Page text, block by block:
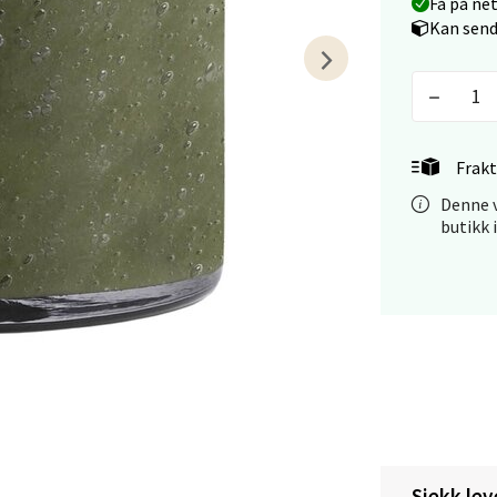
Kan
Denne
butikk
10-20
og Sandnes - Kilden Senter
16, 4016 Stavanger
10-20
og Sandnes - Kvadrat
10-21